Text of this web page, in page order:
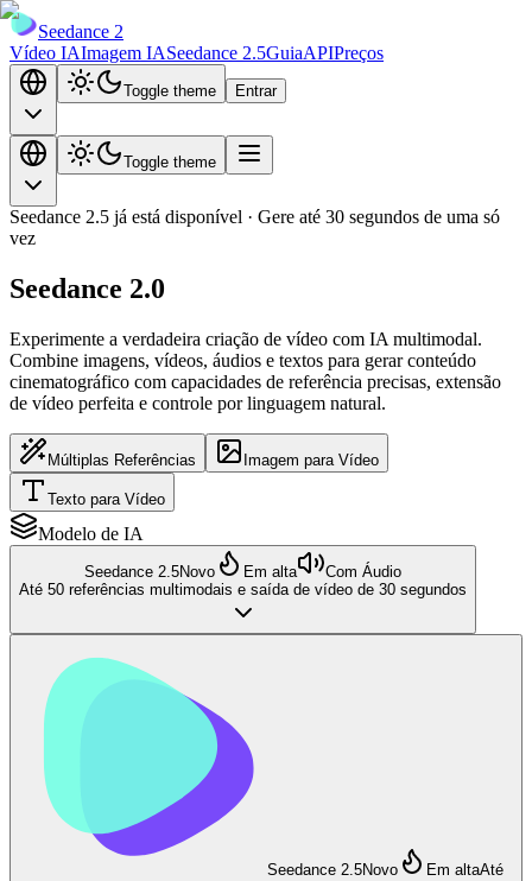
Seedance 2
Vídeo IAImagem IASeedance 2.5GuiaAPIPreços
Toggle theme Entrar
Toggle theme
Seedance 2.5 já está disponível · Gere até 30 segundos de uma só
vez
Seedance 2.0
Experimente a verdadeira criação de vídeo com IA multimodal.
Combine imagens, vídeos, áudios e textos para gerar conteúdo
cinematográfico com capacidades de referência precisas, extensão
de vídeo perfeita e controle por linguagem natural.
Múltiplas Referências Imagem para Vídeo
Texto para Vídeo
Modelo de IA
Seedance 2.5Novo Em alta
Com Áudio
Até 50 referências multimodais e saída de vídeo de 30 segundos
Seedance 2.5Novo Em altaAté